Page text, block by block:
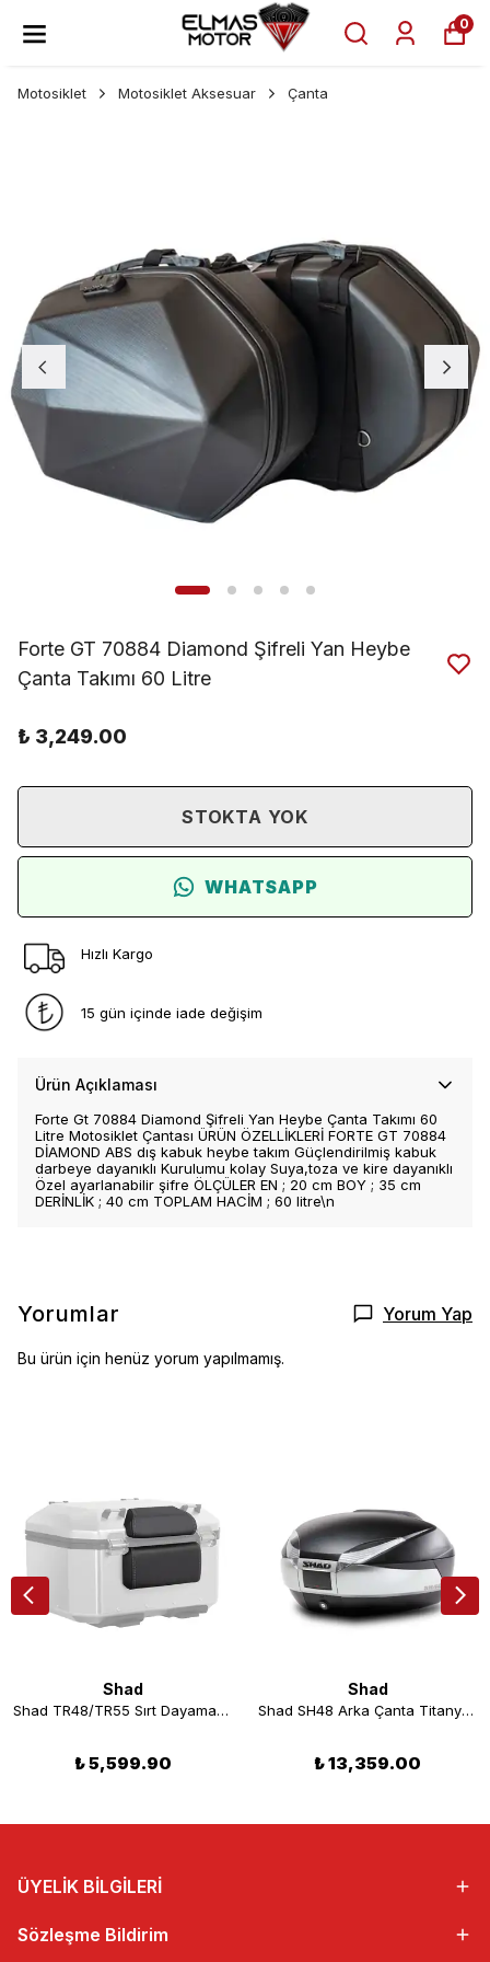
0
Motosiklet Motosiklet Aksesuar Çanta
Forte GT 70884 Diamond Şifreli Yan Heybe
Çanta Takımı 60 Litre
₺ 3,249.00
STOKTA YOK
WHATSAPP
Hızlı Kargo
15 gün içinde iade değişim
Ürün Açıklaması
Forte Gt 70884 Diamond Şifreli Yan Heybe Çanta Takımı 60
Litre Motosiklet Çantası ÜRÜN ÖZELLİKLERİ FORTE GT 70884
DİAMOND ABS dış kabuk heybe takım Güçlendirilmiş kabuk
darbeye dayanıklı Kurulumu kolay Suya,toza ve kire dayanıklı
Özel ayarlanabilir şifre ÖLÇÜLER EN ; 20 cm BOY ; 35 cm
DERİNLİK ; 40 cm TOPLAM HACİM ; 60 litre\n
Yorumlar Yorum Yap
Bu ürün için henüz yorum yapılmamış.
Shad
Shad TR48/TR55 Sırt Dayama Pedi DOR175
₺ 5,599.90
Shad
Shad SH48 Arka Çanta Titanyum
₺ 13,359.00
ÜYELİK BİLGİLERİ
Sözleşme Bildirim